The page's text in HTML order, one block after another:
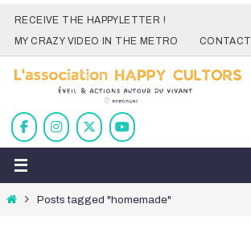
SkipRECEIVE THE HAPPYLETTER !
MY CRAZY VIDEO IN THE METRO
CONTACT
HomePosts tagged "homemade"